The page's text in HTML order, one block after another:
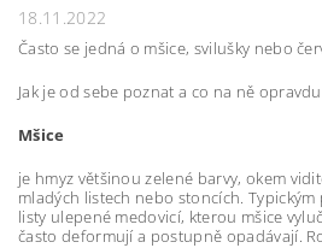
18.11.2022
Často se jedná o mšice, svilušky nebo
Jak je od sebe poznat a co na ně
Mšice
je hmyz většinou zelené barvy, okem
mladých listech nebo stoncích.
listy ulepené medovicí, kterou mšice
často deformují a postupně opadávají.